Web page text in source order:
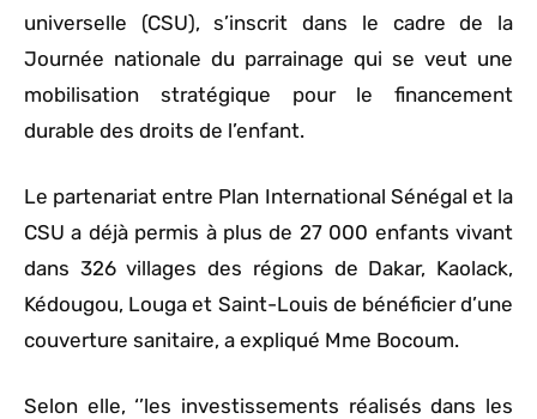
universelle (CSU), s’inscrit dans le cadre de la
Journée nationale du parrainage qui se veut une
mobilisation stratégique pour le financement
durable des droits de l’enfant.
Le partenariat entre Plan International Sénégal et la
CSU a déjà permis à plus de 27 000 enfants vivant
dans 326 villages des régions de Dakar, Kaolack,
Kédougou, Louga et Saint-Louis de bénéficier d’une
couverture sanitaire, a expliqué Mme Bocoum.
Selon elle, ‘’les investissements réalisés dans les